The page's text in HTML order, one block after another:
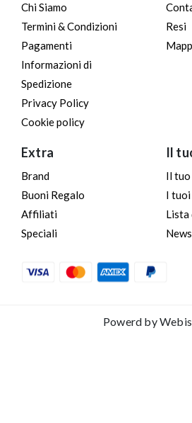
Chi Siamo
Termini & Condizioni
Pagamenti
Informazioni di
Spedizione
Privacy Policy
Cookie policy
Resi
Extra
Brand
Buoni Regalo
Affiliati
Speciali
Il
Il
I
Lista
Powerd by